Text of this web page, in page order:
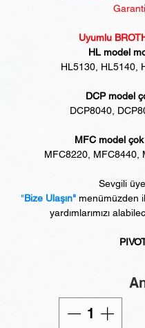
Uyumlu
HL model
HL5130, HL5140,
DCP model
DCP8040,
MFC model çok
MFC8220, MFC8440,
Sevgili
"Bize Ulaşın" menümüzden
yardımlarımızı